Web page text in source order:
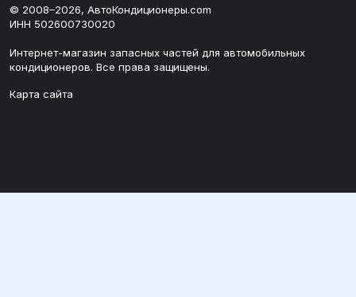
© 2008–2026, АвтоКондиционеры.com
ИНН 502600730020
Интернет-магазин запасных частей для автомобильных
кондиционеров. Все права защищены.
Карта сайта